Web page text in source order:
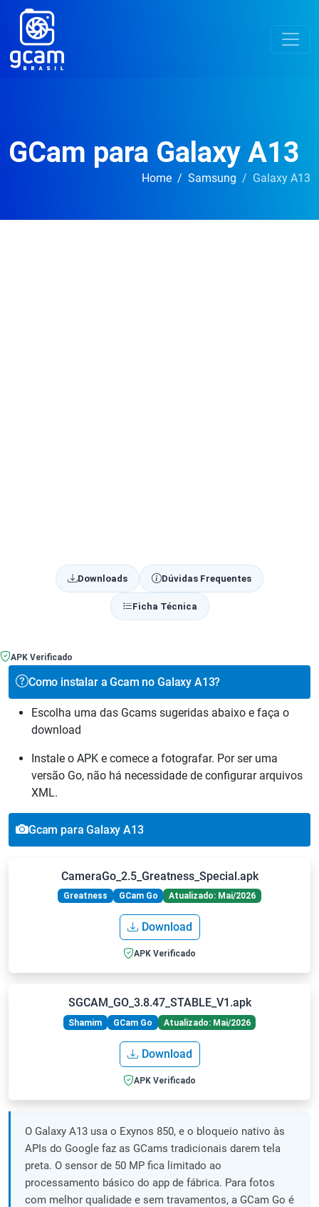
GCam para Galaxy A13
Home Samsung Galaxy A13
Downloads Dúvidas Frequentes
Ficha Técnica
APK Verificado
Como instalar a Gcam no Galaxy A13?
Escolha uma das Gcams sugeridas abaixo e faça o
download
Instale o APK e comece a fotografar. Por ser uma
versão Go, não há necessidade de configurar arquivos
XML.
Gcam para Galaxy A13
CameraGo_2.5_Greatness_Special.apk
Greatness GCam Go Atualizado: Mai/2026
Download
APK Verificado
SGCAM_GO_3.8.47_STABLE_V1.apk
Shamim GCam Go Atualizado: Mai/2026
Download
APK Verificado
O Galaxy A13 usa o Exynos 850, e o bloqueio nativo às
APIs do Google faz as GCams tradicionais darem tela
preta. O sensor de 50 MP fica limitado ao
processamento básico do app de fábrica. Para fotos
com melhor qualidade e sem travamentos, a GCam Go é